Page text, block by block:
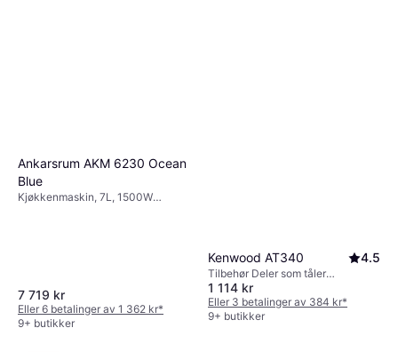
Ankarsrum AKM 6230 Ocean
Blue
Kjøkkenmaskin, 7L, 1500W
7 719 kr
Eller 6 betalinger av 1 362 kr*
9+ butikker
Kenwood AT340 4.5
Tilbehør Deler som tåler
oppvaskmaskin, Sikkerhetslås
1 114 kr
Eller 3 betalinger av 384 kr*
9+ butikker